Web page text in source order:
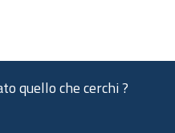
quello che cerchi ?